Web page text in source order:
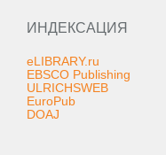
ИНДЕКСАЦИЯ
eLIBRARY.ru
EBSCO Publishing
ULRICHSWEB
EuroPub
DOAJ